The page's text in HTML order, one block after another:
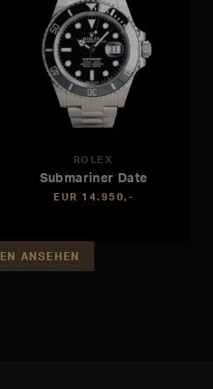
ROLEX
Submariner Date
EUR 14.950,-
ANSEHEN